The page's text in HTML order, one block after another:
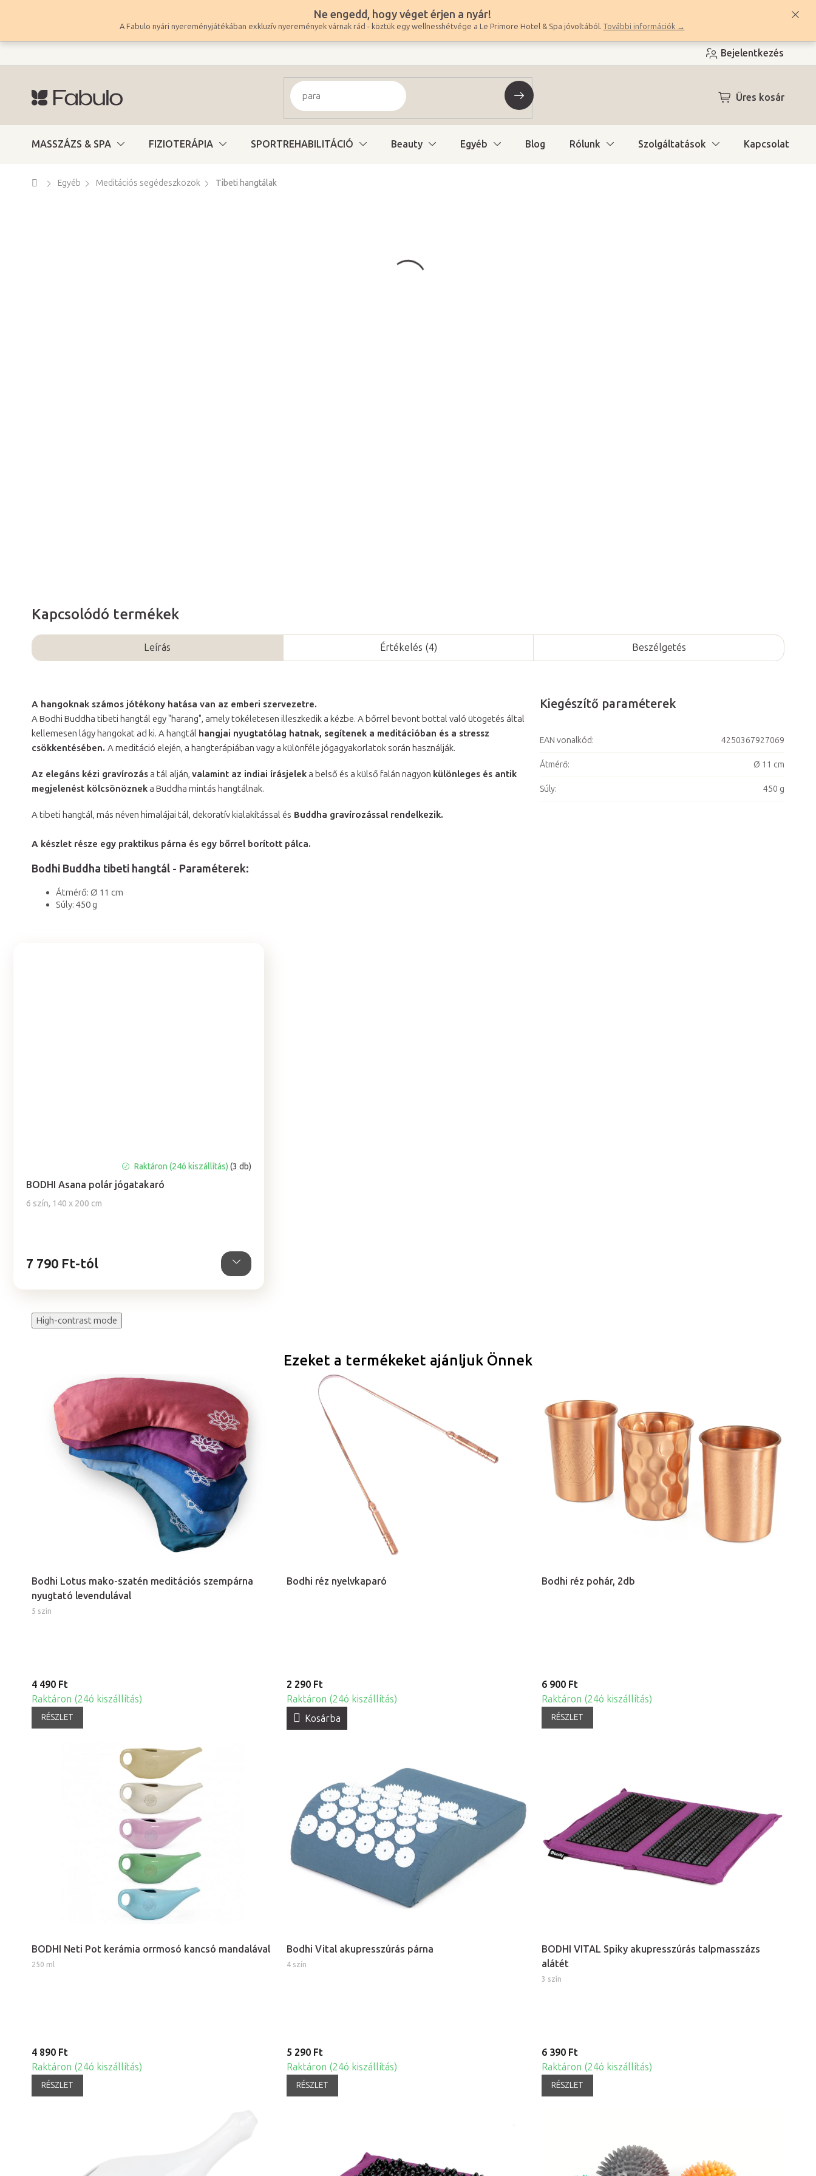
tartalomhoz
Ne engedd, hogy véget érjen a nyár!
A Fabulo nyári nyereményjátékában exkluzív nyeremények várnak rád - köztük egy wellnesshétvége a Le Primore Hotel & Spa jóvoltából. További információk →
Bejelentkezés
KOSÁR
Üres kosár
MASSZÁZS & SPA FIZIOTERÁPIA SPORTREHABILITÁCIÓ Beauty Egyéb Blog Rólunk Szolgáltatások Kapcsolat
Kezdőlap
Egyéb Meditációs segédeszközök Tibeti hangtálak
Kapcsolódó termékek
BODHI Asana polár jógatakaró
6 szín, 140 x 200 cm
átlagos
értékelése
Raktáron (24ó kiszállítás)(3 db)
7 790 Ft-tól
Leírás Értékelés (4) Beszélgetés
A hangoknak számos jótékony hatása van az emberi szervezetre.
A Bodhi Buddha tibeti hangtál egy "harang", amely tökéletesen illeszkedik a kézbe. A bőrrel bevont bottal való ütögetés által
kellemesen lágy hangokat ad ki. A hangtál hangjai nyugtatólag hatnak, segítenek a meditációban és a stressz
csökkentésében. A meditáció elején, a hangterápiában vagy a különféle jógagyakorlatok során használják.
Az elegáns kézi gravírozása tál alján, valamint az indiai írásjeleka belső és a külső falán nagyon különleges és antik
megjelenést kölcsönözneka Buddha mintás hangtálnak.
A tibeti hangtál, más néven himalájai tál, dekoratív kialakítással és Buddha gravírozással rendelkezik.
A készlet része egy praktikus párna és egy bőrrel borított pálca.
Bodhi Buddha tibeti hangtál - Paraméterek:
Átmérő: Ø 11 cm
Súly: 450 g
Kiegészítő paraméterek
EAN vonalkód: 4250367927069
Átmérő: Ø 11 cm
Súly: 450 g
High-contrast mode
Ezeket a termékeket ajánljuk Önnek
Bodhi Lotus mako-szatén meditációs szempárna
nyugtató levendulával
5 szín
4 490 Ft
Raktáron (24ó kiszállítás)
RÉSZLET
Bodhi réz nyelvkaparó
2 290 Ft
Raktáron (24ó kiszállítás)
Kosárba
Bodhi réz pohár, 2db
6 900 Ft
Raktáron (24ó kiszállítás)
RÉSZLET
BODHI Neti Pot kerámia orrmosó kancsó mandalával
250 ml
4 890 Ft
Raktáron (24ó kiszállítás)
RÉSZLET
Bodhi Vital akupresszúrás párna
4 szín
5 290 Ft
Raktáron (24ó kiszállítás)
RÉSZLET
BODHI VITAL Spiky akupresszúrás talpmasszázs
alátét
3 szín
6 390 Ft
Raktáron (24ó kiszállítás)
RÉSZLET